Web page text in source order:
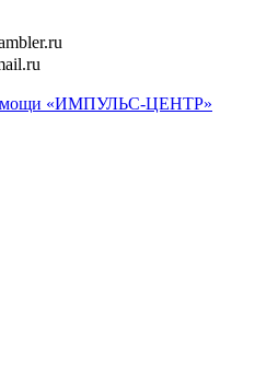
помощи «ИМПУЛЬС-ЦЕНТР»